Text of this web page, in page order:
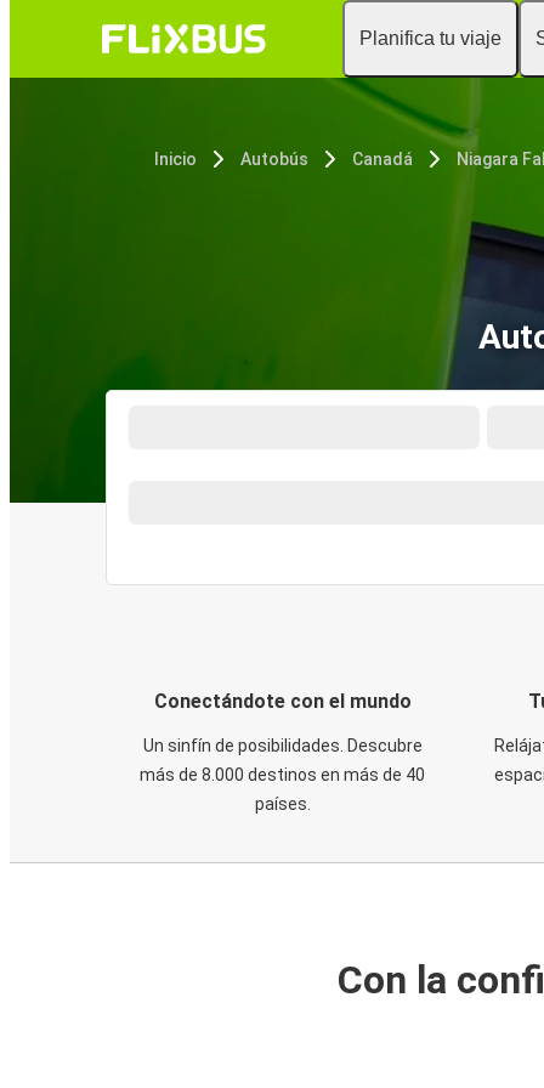
Planifica tu viaje
Inicio Autobús Canadá Niagara
Conectándote con el mundo
Un sinfín de posibilidades. Descubre
más de 8.000 destinos en más de 40
países.
Con la